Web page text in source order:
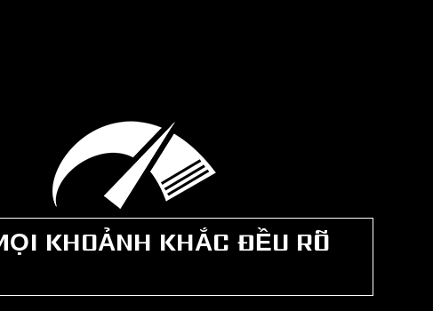
KHOẢNH KHẮC ĐỀU RÕ